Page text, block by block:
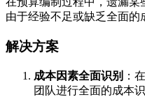
由于经验不足或缺乏全面的
解决方案
成本因素全面识别 ：
团队进行全面的成本